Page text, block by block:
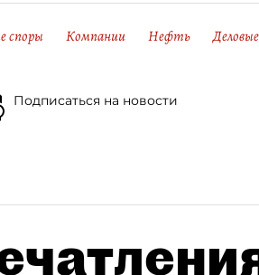
споры Компании Нефть
Подписаться на новости